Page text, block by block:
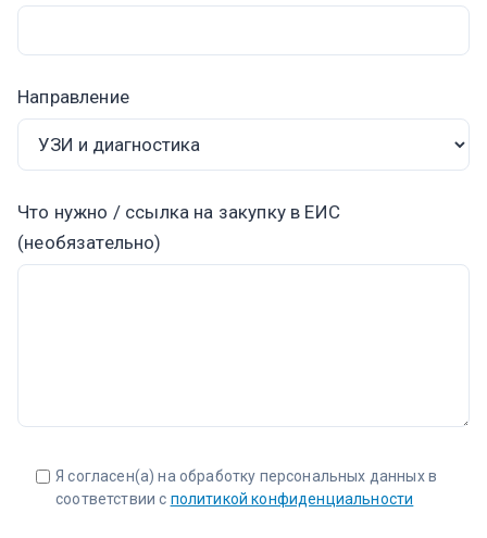
Направление
Что нужно / ссылка на закупку в ЕИС
(необязательно)
Я согласен(а) на обработку персональных данных в
соответствии с политикой конфиденциальности